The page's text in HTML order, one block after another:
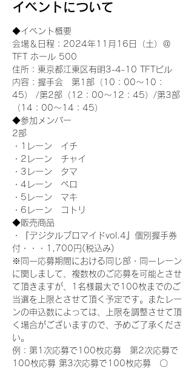
イベントについて
◆イベント概要
会場＆日程：2024年11月16日（土）＠
TFT ホール 500
住所：東京都江東区有明3-4-10 TFTビル
内容：握手会　第1部（10：00～10：
45） /第2部（12：00～12：45）/第3部
（14：00～14：45）
◆参加メンバー
2部
・1レーン　イチ
・2レーン　チャイ
・3レーン　タマ
・4レーン　ペロ
・5レーン　マキ
・6レーン　コトリ
◆販売商品
・『デジタルブロマイドvol.4』個別握手券
付・・・1,700円(税込み)
※同一応募期間における同じ部・同一レーン
に関しまして、複数枚のご応募を可能とさせ
て頂きますが、1名様最大で100枚までのご
当選を上限とさせて頂く予定です。またレー
ンの申込数によっては、上限を調整させて頂
く場合がございますので、予めご了承くださ
い。
例：第1次応募で100枚応募　第2次応募で
100枚応募 第3次応募で100枚応募　〇